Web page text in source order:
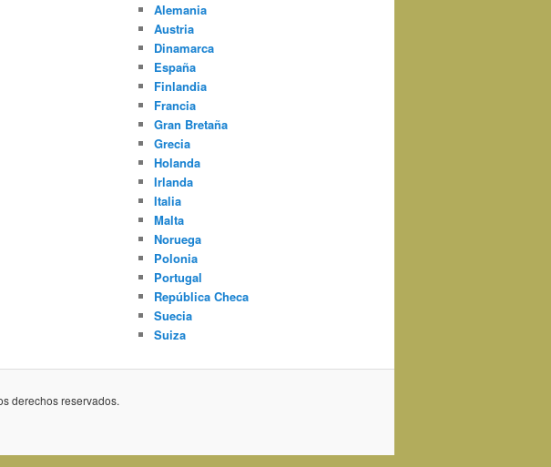
Alemania
Austria
Dinamarca
España
Finlandia
Francia
Gran Bretaña
Grecia
Holanda
Irlanda
Italia
Malta
Noruega
Polonia
Portugal
República Checa
Suecia
Suiza
derechos reservados.